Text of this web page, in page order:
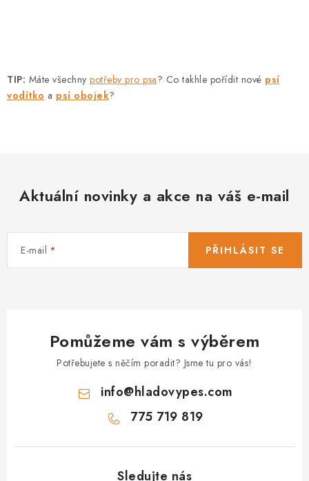
TIP: Máte všechny potřeby pro psa? Co takhle pořídit nové psí
vodítko a psí obojek?
Aktuální novinky a akce na váš e-mail
E-mail PŘIHLÁSIT SE
Pomůžeme vám s výběrem
Potřebujete s něčím poradit? Jsme tu pro vás!
info@hladovypes.com
775 719 819